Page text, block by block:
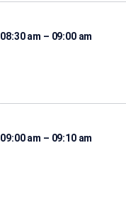
08:30 am – 09:00 am
09:00 am – 09:10 am